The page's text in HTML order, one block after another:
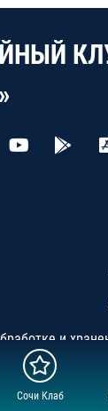
Сочи Клаб
и
данных
ОГРН